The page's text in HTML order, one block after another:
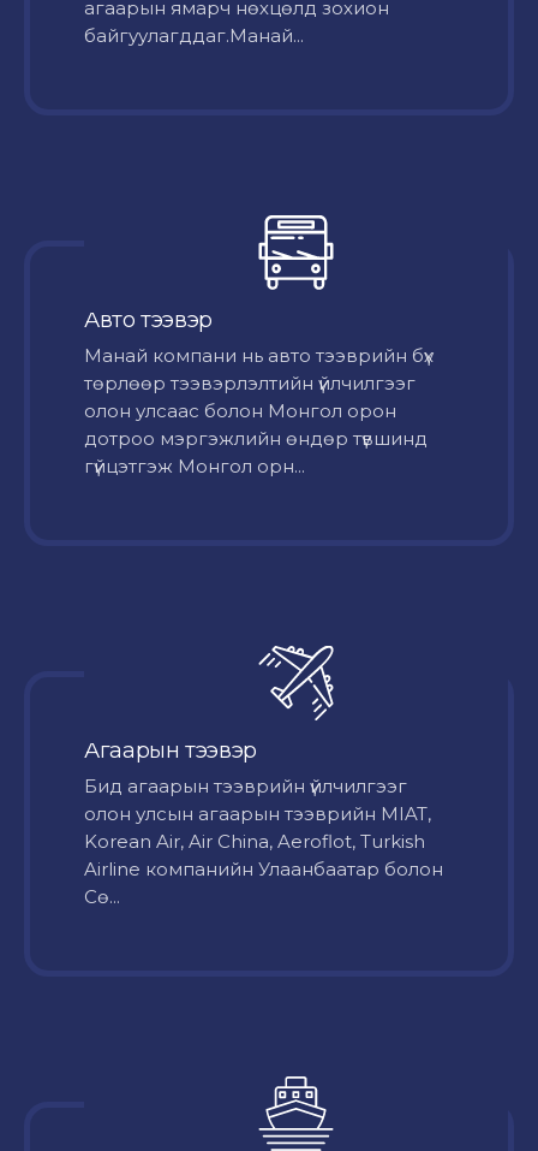
агаарын ямарч нөхцөлд зохион
байгуулагддаг.Манай...
Авто тээвэр
Mанай компани нь авто тээврийн бүх
төрлөөр тээвэрлэлтийн үйлчилгээг
олон улсаас болон Монгол орон
дотроо мэргэжлийн өндөр түвшинд
гүйцэтгэж Монгол орн...
Агаарын тээвэр
Бид агаарын тээврийн үйлчилгээг
олон улсын агаарын тээврийн MIAT,
Korean Air, Air China, Aeroflot, Turkish
Airline компанийн Улаанбаатар болон
Сө...